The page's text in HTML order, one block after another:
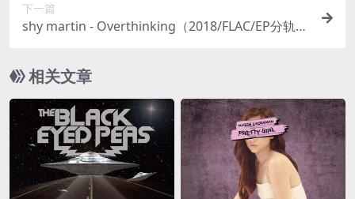
下一篇
shy martin - Overthinking（2018/FLAC/EP分轨/1
相关文章